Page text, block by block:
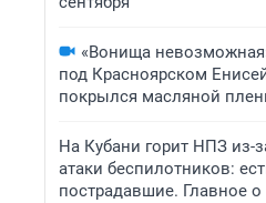
«Вонища
под Красноярском
покрылся масляной
На Кубани горит НПЗ из-
атаки беспилотников:
пострадавшие. Главное о